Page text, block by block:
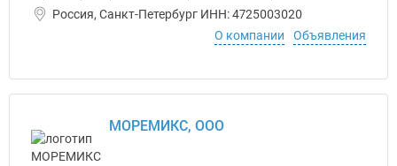
Россия, Санкт-Петербург ИНН: 4725003020
О компании
Объявления
МОРЕМИКС, ООО